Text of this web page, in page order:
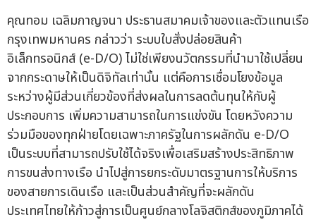
คุณทอม เฉลิมกาญจนา ประธานสมาคมเจ้าของและตัวแทนเรือ
กรุงเทพมหานคร กล่าวว่า ระบบใบสั่งปล่อยสินค้า
อิเล็กทรอนิกส์ (e-D/O) ไม่ใช่เพียงนวัตกรรมที่นำมาใช้เปลี่ยน
จากกระดาษให้เป็นดิจิทัลเท่านั้น แต่คือการเชื่อมโยงข้อมูล
ระหว่างผู้มีส่วนเกี่ยวข้องที่ส่งผลในการลดต้นทุนให้กับผู้
ประกอบการ เพิ่มความสามารถในการแข่งขัน โดยหวังความ
ร่วมมือของทุกฝ่ายโดยเฉพาะภาครัฐในการผลักดัน e-D/O
เป็นระบบที่สามารถปรับใช้ได้จริงเพื่อเสริมสร้างประสิทธิภาพ
การขนส่งทางเรือ นำไปสู่การยกระดับมาตรฐานการให้บริการ
ของสายการเดินเรือ และเป็นส่วนสำคัญที่จะผลักดัน
ประเทศไทยให้ก้าวสู่การเป็นศูนย์กลางโลจิสติกส์ของภูมิภาคได้